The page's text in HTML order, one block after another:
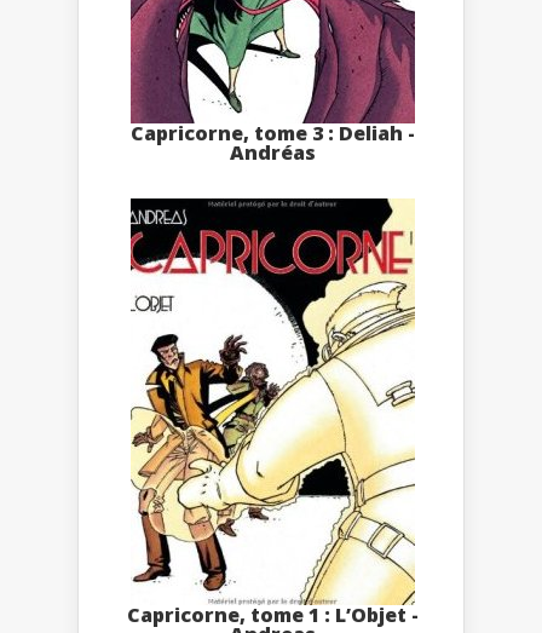
Capricorne, tome 3 : Deliah -
Andréas
Capricorne, tome 1 : L’Objet -